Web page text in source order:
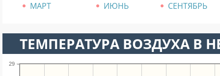
МАРТ
ИЮНЬ СЕНТЯБРЬ
ТЕМПЕРАТУРА ВОЗДУХА В
29